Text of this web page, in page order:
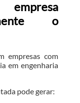
o
empresas com
em engenharia
pode gerar: